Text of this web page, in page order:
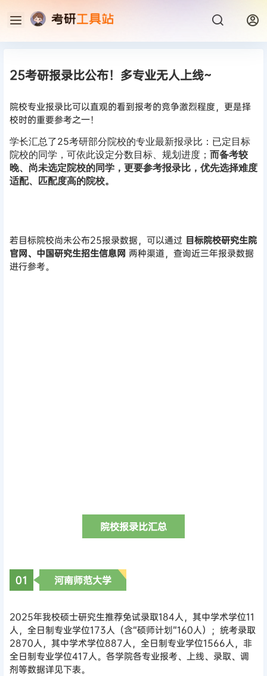
25考研报录比公布！多专业无人上线~
院校专业报录比可以直观的看到报考的竞争激烈程度，更是择
校时的重要参考之一！
学长汇总了25考研部分院校的专业最新报录比：已定目标
院校的同学，可依此设定分数目标、规划进度； 而备考较
晚、尚未选定院校的同学，更要参考报录比，优先选择难度
适配、匹配度高的院校。
若目标院校尚未公布25报录数据，可以通过 目标院校研究生院
官网、中国研究生招生信息网 两种渠道，查询近三年报录数据
进行参考。
院校报录比汇总
01 河南师范大学
2025年我校硕士研究生推荐免试录取184人，其中学术学位11
人，全日制专业学位173人（含“硕师计划”160人）；统考录取
2870人，其中学术学位887人，全日制专业学位1566人，非
全日制专业学位417人。各学院各专业报考、上线、录取、调
剂等数据详见下表。